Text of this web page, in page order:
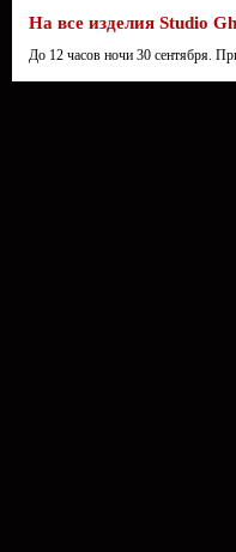
На все изделия Studio
До 12 часов ночи 30 сентября.